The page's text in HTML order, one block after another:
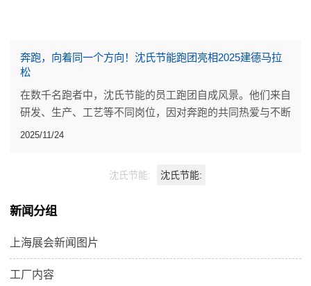
奔跑，向着同一个方向！沈氏节能跑团亮相2025建德马拉
松
在数千名跑者中，沈氏节能的员工跑团自成风景。他们来自
研发、生产、工艺等不同岗位，因对奔跑的共同热爱与不断
挑战自我的信念，并肩站上同一条起跑线。
2025/11/24
沈氏节能: 沈氏节能:
新闻分组
上海展会新闻图片
工厂内容